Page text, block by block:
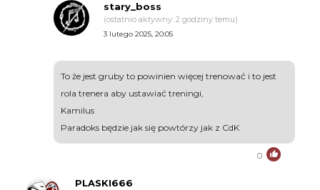
stary_boss
(ostatnio aktywny: 2 godziny temu)
3 lutego 2025, 20:05
To że jest gruby to powinien więcej trenować i to jest
rola trenera aby ustawiać treningi,
Kamilus
Paradoks będzie jak się powtórzy jak z CdK
0
PLASKI666